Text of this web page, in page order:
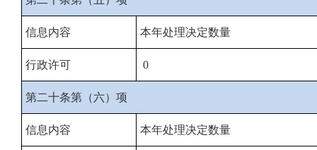
信息内容 本年处理决定数量
行政许可 0
第二十条第（六）项
信息内容 本年处理决定数量